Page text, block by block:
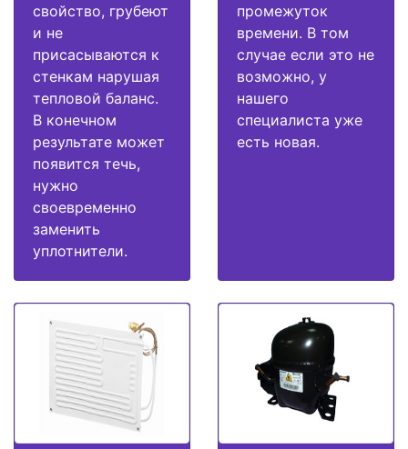
свойство, грубеют
и не
присасываются к
стенкам нарушая
тепловой баланс.
В конечном
результате может
появится течь,
нужно
своевременно
заменить
уплотнители.
промежуток
времени. В том
случае если это не
возможно, у
нашего
специалиста уже
есть новая.